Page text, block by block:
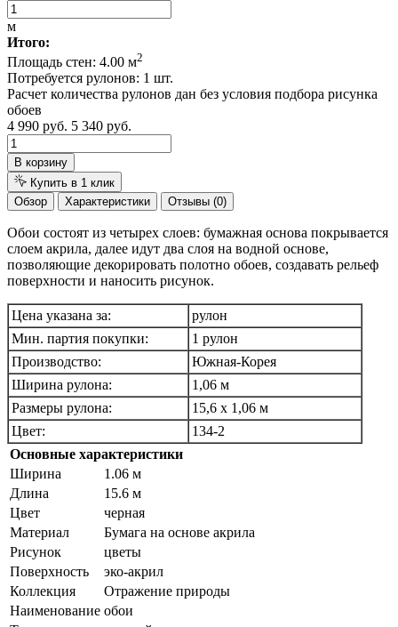
м
Итого:
Площадь стен: 4.00 м2
Потребуется рулонов: 1 шт.
Расчет количества рулонов дан без условия подбора рисунка
обоев
4 990 руб. 5 340 руб.
В корзину
Купить в 1 клик
Обзор
Характеристики Отзывы (0)
Обои состоят из четырех слоев: бумажная основа покрывается
слоем акрила, далее идут два слоя на водной основе,
позволяющие декорировать полотно обоев, создавать рельеф
поверхности и наносить рисунок.
Цена указана за:
рулон
Мин. партия покупки:
1 рулон
Производство:
Южная-Корея
Ширина рулона:
1,06 м
Размеры рулона:
15,6 х 1,06 м
Цвет:
134-2
Основные характеристики
Ширина
1.06 м
Длина
15.6 м
Цвет
черная
Материал
Бумага на основе акрила
Рисунок
цветы
Поверхность
эко-акрил
Коллекция
Отражение природы
Наименование обои